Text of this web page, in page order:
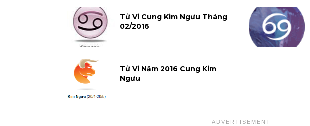
Tử Vi Cung Kim Ngưu Tháng
02/2016
Tử Vi Năm 2016 Cung Kim
Ngưu